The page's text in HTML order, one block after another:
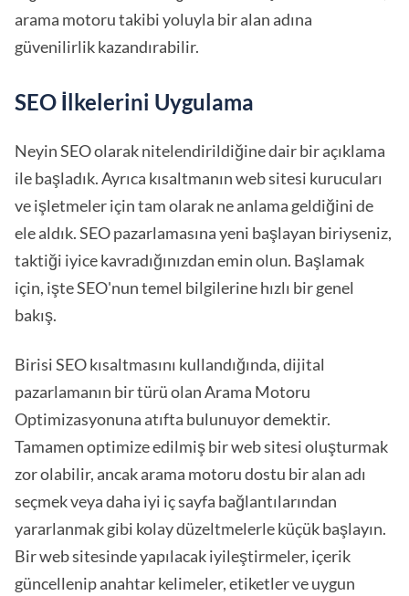
arama motoru takibi yoluyla bir alan adına
güvenilirlik kazandırabilir.
SEO İlkelerini Uygulama
Neyin SEO olarak nitelendirildiğine dair bir açıklama
ile başladık. Ayrıca kısaltmanın web sitesi kurucuları
ve işletmeler için tam olarak ne anlama geldiğini de
ele aldık. SEO pazarlamasına yeni başlayan biriyseniz,
taktiği iyice kavradığınızdan emin olun. Başlamak
için, işte SEO'nun temel bilgilerine hızlı bir genel
bakış.
Birisi SEO kısaltmasını kullandığında, dijital
pazarlamanın bir türü olan Arama Motoru
Optimizasyonuna atıfta bulunuyor demektir.
Tamamen optimize edilmiş bir web sitesi oluşturmak
zor olabilir, ancak arama motoru dostu bir alan adı
seçmek veya daha iyi iç sayfa bağlantılarından
yararlanmak gibi kolay düzeltmelerle küçük başlayın.
Bir web sitesinde yapılacak iyileştirmeler, içerik
güncellenip anahtar kelimeler, etiketler ve uygun